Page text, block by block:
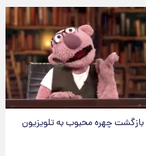
بازگشت چهره محبوب به تلویزیون